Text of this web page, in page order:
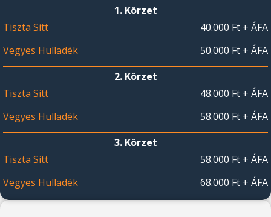
1. Körzet
Tiszta Sitt
40.000 Ft + ÁFA
Vegyes Hulladék
50.000 Ft + ÁFA
2. Körzet
Tiszta Sitt
48.000 Ft + ÁFA
Vegyes Hulladék
58.000 Ft + ÁFA
3. Körzet
Tiszta Sitt
58.000 Ft + ÁFA
Vegyes Hulladék
68.000 Ft + ÁFA